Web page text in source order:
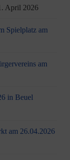
April 2026
Spielplatz am
am
in Beuel
am 26.04.2026